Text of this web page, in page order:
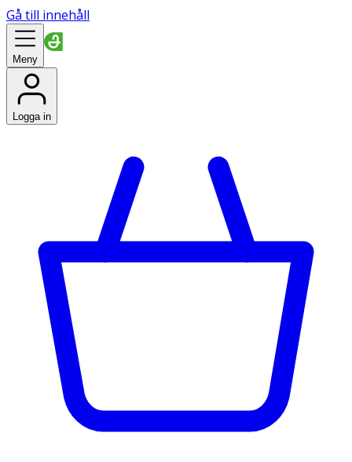
Gå till innehåll
Meny
Logga in